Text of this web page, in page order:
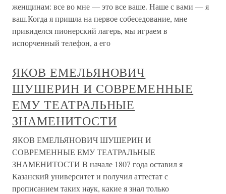
женщинам: все во мне — это все ваше. Наше с вами — я
ваш.Когда я пришла на первое собеседование, мне
привиделся пионерский лагерь, мы играем в
испорченный телефон, а его
ЯКОВ ЕМЕЛЬЯНОВИЧ
ШУШЕРИН И СОВРЕМЕННЫЕ
ЕМУ ТЕАТРАЛЬНЫЕ
ЗНАМЕНИТОСТИ
ЯКОВ ЕМЕЛЬЯНОВИЧ ШУШЕРИН И
СОВРЕМЕННЫЕ ЕМУ ТЕАТРАЛЬНЫЕ
ЗНАМЕНИТОСТИ В начале 1807 года оставил я
Казанский университет и получил аттестат с
прописанием таких наук, какие я знал только